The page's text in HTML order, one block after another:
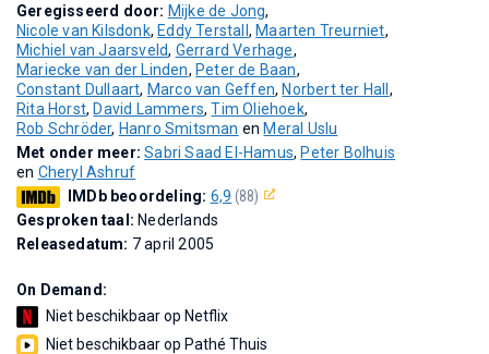
Geregisseerd door: Mijke de Jong,
Nicole van Kilsdonk, Eddy Terstall , Maarten Treurniet,
Michiel van Jaarsveld, Gerrard Verhage,
Mariecke van der Linden, Peter de Baan,
Constant Dullaart, Marco van Geffen, Norbert ter Hall ,
Rita Horst, David Lammers,Tim Oliehoek,
Rob Schröder, Hanro Smitsman en Meral Uslu
Met onder meer:Sabri Saad El-Hamus, Peter Bolhuis
en Cheryl Ashruf
IMDb beoordeling: 6,9 (88)
Gesproken taal: Nederlands
Releasedatum: 7 april 2005
On Demand:
Niet beschikbaar op Netflix
Niet beschikbaar op Pathé Thuis